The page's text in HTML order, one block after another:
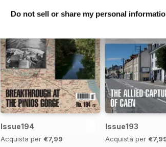
Do not sell or share my personal
Issue194
Acquista per €7,99
Issue193
Acquista per